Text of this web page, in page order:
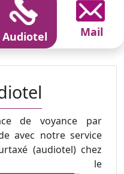
Audiotel Mail
de voyance par
avec notre service
(audiotel) chez
le